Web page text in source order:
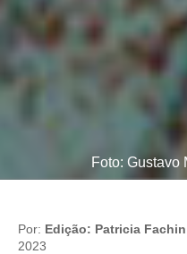
Foto: Gustavo
Por: Edição: Patricia
2023